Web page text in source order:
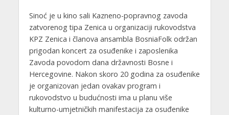
Sinoć je u kino sali Kazneno-popravnog zavoda
zatvorenog tipa Zenica u organizaciji rukovodstva
KPZ Zenica i članova ansambla BosniaFolk održan
prigodan koncert za osuđenike i zaposlenika
Zavoda povodom dana državnosti Bosne i
Hercegovine. Nakon skoro 20 godina za osuđenike
je organizovan jedan ovakav program i
rukovodstvo u budućnosti ima u planu više
kulturno-umjetničkih manifestacija za osuđenike